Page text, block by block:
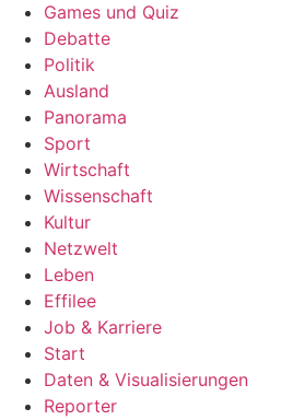
Games und Quiz
Debatte
Politik
Ausland
Panorama
Sport
Wirtschaft
Wissenschaft
Kultur
Netzwelt
Leben
Effilee
Job & Karriere
Start
Daten & Visualisierungen
Reporter